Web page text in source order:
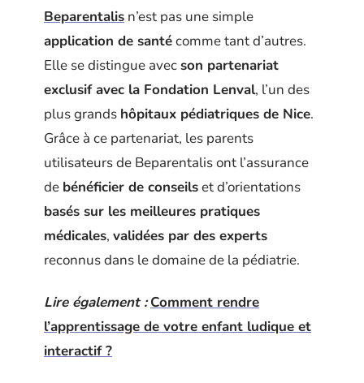
Beparentalis n’est pas une simple
application de santécomme tant d’autres.
Elle se distingue avecson partenariat
exclusif avec la Fondation Lenval, l’un des
plus grands hôpitaux pédiatriques de Nice.
Grâce à ce partenariat, les parents
utilisateurs de Beparentalis ont l’assurance
de bénéficier de conseilset d’orientations
basés sur les meilleures pratiques
médicales, validées par des experts
reconnus dans le domaine de la pédiatrie.
Lire également : Comment rendre
l’apprentissage de votre enfant ludique et
interactif ?